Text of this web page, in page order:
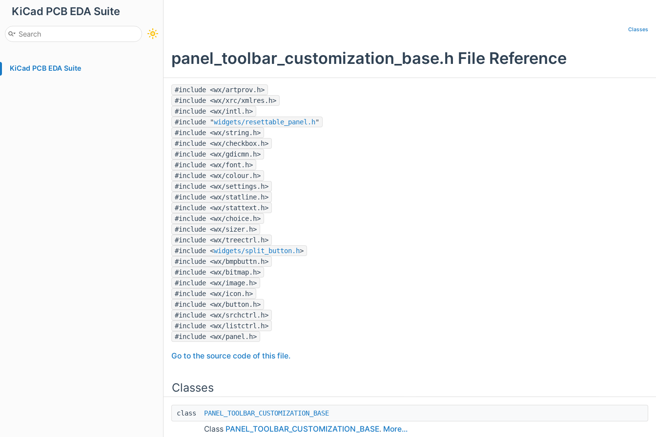
KiCad PCB EDA Suite
KiCad PCB EDA Suite
Classes
panel_toolbar_customization_base.h File Reference
#include <wx/artprov.h>
#include <wx/xrc/xmlres.h>
#include <wx/intl.h>
#include "widgets/resettable_panel.h"
#include <wx/string.h>
#include <wx/checkbox.h>
#include <wx/gdicmn.h>
#include <wx/font.h>
#include <wx/colour.h>
#include <wx/settings.h>
#include <wx/statline.h>
#include <wx/stattext.h>
#include <wx/choice.h>
#include <wx/sizer.h>
#include <wx/treectrl.h>
#include <widgets/split_button.h>
#include <wx/bmpbuttn.h>
#include <wx/bitmap.h>
#include <wx/image.h>
#include <wx/icon.h>
#include <wx/button.h>
#include <wx/srchctrl.h>
#include <wx/listctrl.h>
#include <wx/panel.h>
Go to the source code of this file.
Classes
class PANEL_TOOLBAR_CUSTOMIZATION_BASE
Class PANEL_TOOLBAR_CUSTOMIZATION_BASE. More...